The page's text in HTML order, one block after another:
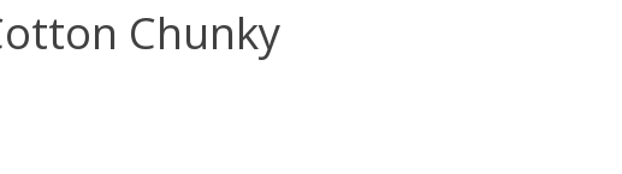
Chunky